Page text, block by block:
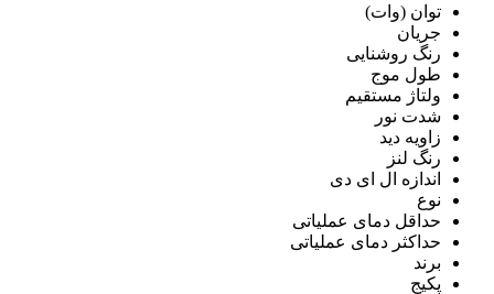
توان (وات)
جریان
رنگ روشنایی
طول موج
ولتاژ مستقیم
شدت نور
زاویه دید
رنگ لنز
اندازه ال ای دی
نوع
حداقل دمای عملیاتی
حداکثر دمای عملیاتی
برند
پکیج